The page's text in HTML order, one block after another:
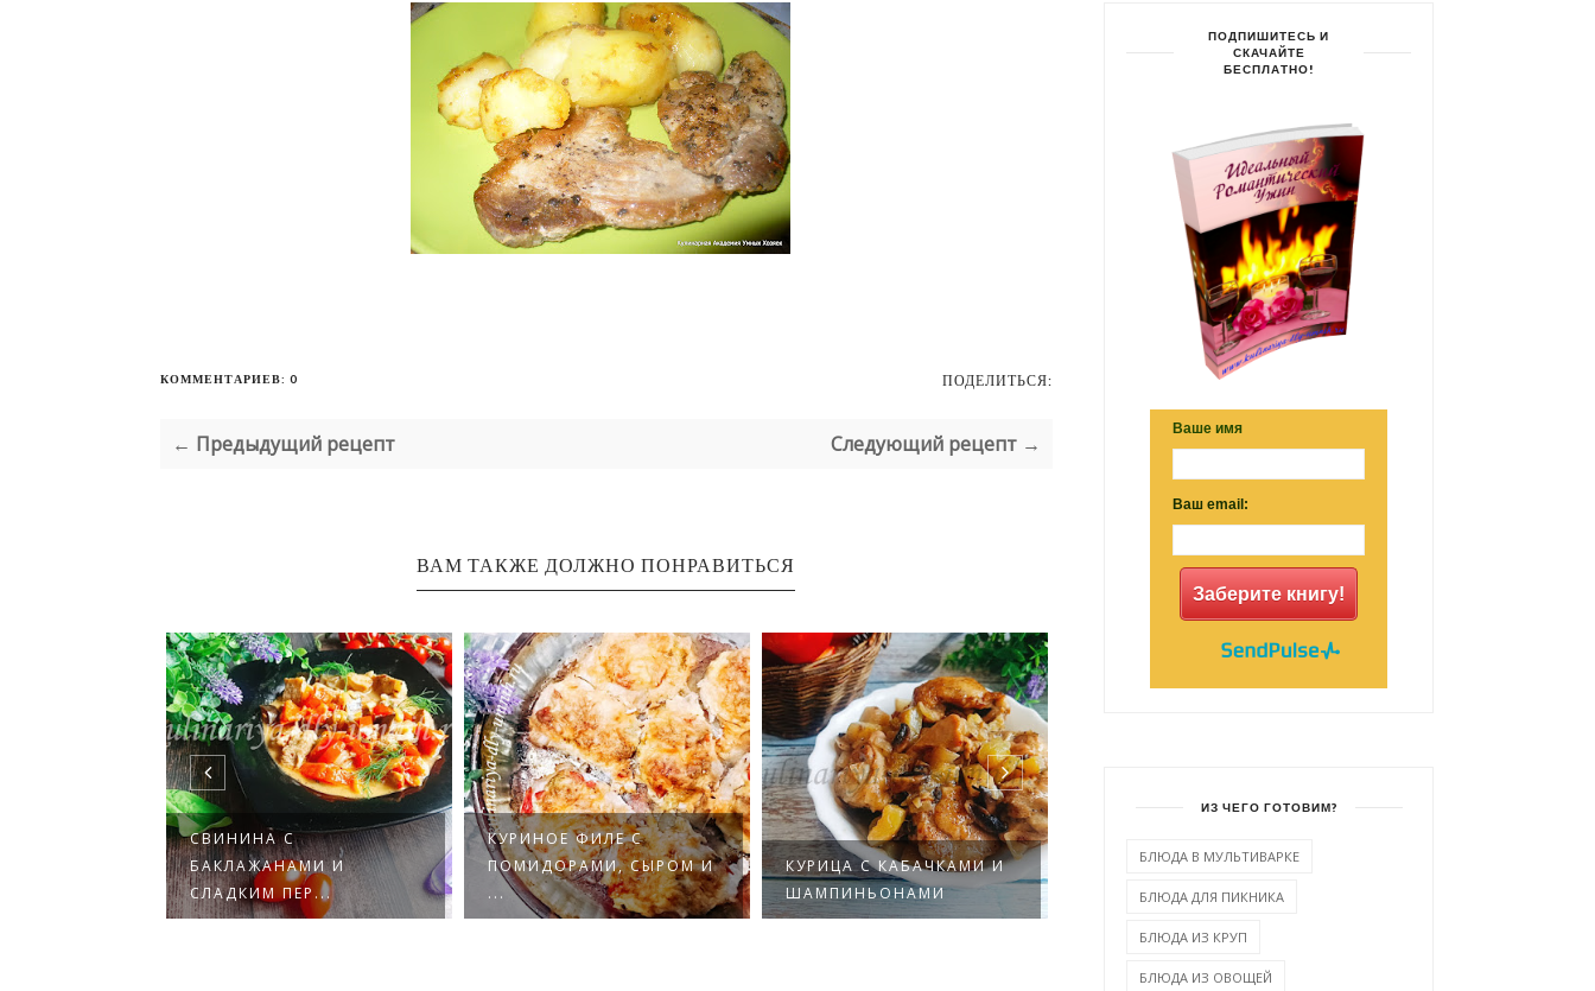
КОММЕНТАРИЕВ: 0 ПОДЕЛИТЬСЯ:
← Предыдущий рецепт Следующий рецепт →
ВАМ ТАКЖЕ ДОЛЖНО ПОНРАВИТЬСЯ
СВИНИНА С
БАКЛАЖАНАМИ И
СЛАДКИМ ПЕР...
КУРИНОЕ ФИЛЕ С
ПОМИДОРАМИ, СЫРОМ И
...
КУРИЦА С КАБАЧКАМИ И
ШАМПИНЬОНАМИ
КУРИЦА В МЕДОВО-
ГОРЧИЧНОМ МАРИНАДЕ
ПОДПИШИТЕСЬ И
СКАЧАЙТЕ
БЕСПЛАТНО!
Ваше имя
Ваш email:
Заберите книгу!
ИЗ ЧЕГО ГОТОВИМ?
БЛЮДА В МУЛЬТИВАРКЕ
БЛЮДА ДЛЯ ПИКНИКА
БЛЮДА ИЗ КРУП
БЛЮДА ИЗ ОВОЩЕЙ